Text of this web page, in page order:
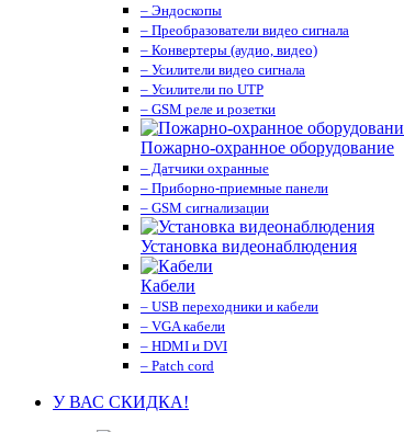
– Эндоскопы
– Преобразователи видео сигнала
– Конвертеры (аудио, видео)
– Усилители видео сигнала
– Усилители по UTP
– GSM реле и розетки
Пожарно-охранное оборудование
– Датчики охранные
– Приборно-приемные панели
– GSM сигнализации
Установка видеонаблюдения
Кабели
– USB переходники и кабели
– VGA кабели
– HDMI и DVI
– Patch cord
У ВАС СКИДКА!